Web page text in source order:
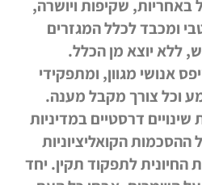
באחריות, שקיפות ויושרה,
ומכבד לכלל המגזרים
ללא יוצא מן הכלל.
אנושי מגוון, ומתפקידי
וכל צורך מקבל מענה.
דרסטיים במדיניות
ההסכמות הקואליציוניות
החיונית לתפקוד תקין. יחד